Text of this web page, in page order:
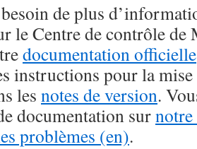
de plus
le Centre de contrôle
documentation officielle
instructions pour la
les notes de version.
documentation sur
problèmes (en).